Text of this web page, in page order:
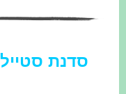
סדנת